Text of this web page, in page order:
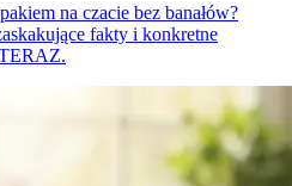
na czacie bez banałów?
fakty i konkretne
TERAZ.